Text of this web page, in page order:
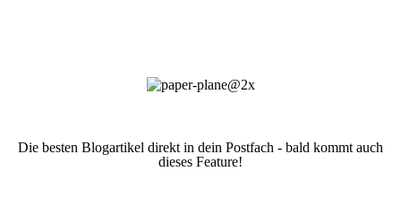
Die besten Blogartikel direkt in dein Postfach - bald kommt auch
dieses Feature!